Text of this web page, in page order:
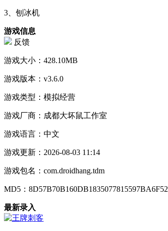
3、刨冰机
游戏信息
反馈
游戏大小： 428.10MB
游戏版本： v3.6.0
游戏类型： 模拟经营
游戏厂商： 成都大坏鼠工作室
游戏语言： 中文
游戏更新： 2026-08-03 11:14
游戏包名： com.droidhang.tdm
MD5： 8D57B70B160DB1835077815597BA6F52
最新录入